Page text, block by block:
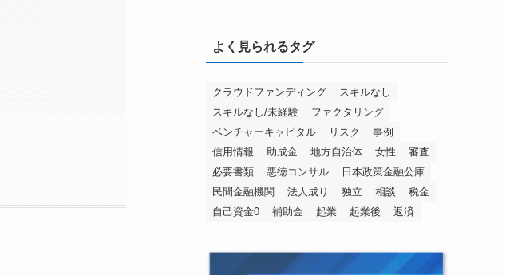
よく見られるタグ
クラウドファンディング
スキルなし
スキルなし/未経験
ファクタリング
ベンチャーキャピタル
リスク
事例
信用情報
助成金 地方自治体 女性
審査
必要書類
悪徳コンサル
日本政策金融公庫
民間金融機関
法人成り 独立 相談
税金
自己資金0
補助金 起業 起業後 返済